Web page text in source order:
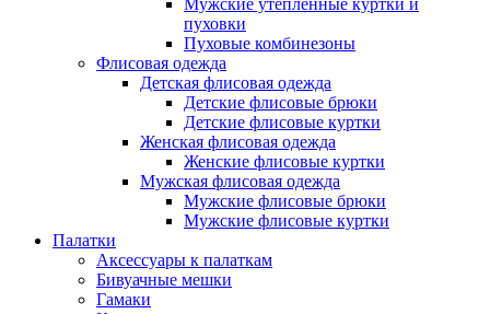
Мужские утепленные куртки и
пуховки
Пуховые комбинезоны
Флисовая одежда
Детская флисовая одежда
Детские флисовые брюки
Детские флисовые куртки
Женская флисовая одежда
Женские флисовые куртки
Мужская флисовая одежда
Мужские флисовые брюки
Мужские флисовые куртки
Палатки
Аксессуары к палаткам
Бивуачные мешки
Гамаки